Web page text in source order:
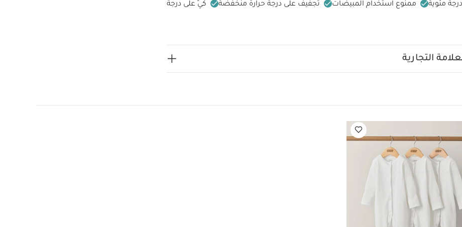
ممنوع استخدام المبيضات تجفيف على درجة حرارة منخفضة
كيّ على درجة
التجارية